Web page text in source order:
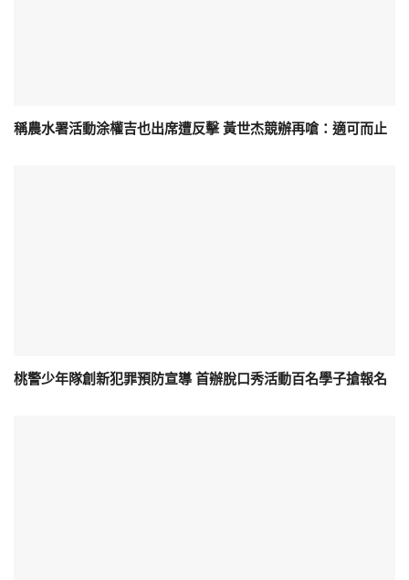
稱農水署活動涂權吉也出席遭反擊 黃世杰競辦再嗆：適可而止
桃警少年隊創新犯罪預防宣導 首辦脫口秀活動百名學子搶報名